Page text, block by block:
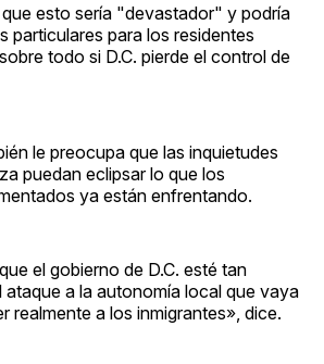
esto sería "devastador" y podría
particulares para los residentes
todo si D.C. pierde el control de
le preocupa que las inquietudes
puedan eclipsar lo que los
ya están enfrentando.
el gobierno de D.C. esté tan
a la autonomía local que vaya
realmente a los inmigrantes», dice.